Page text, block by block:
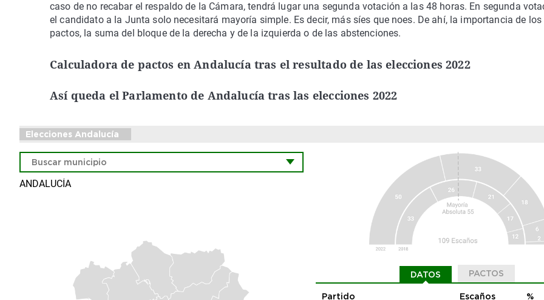
caso de no recabar el respaldo de la Cámara, tendrá lugar una segunda votación a las 48 horas. En segunda
el candidato a la Junta solo necesitará mayoría simple. Es decir, más síes que noes. De ahí, la importancia de los
pactos, la suma del bloque de la derecha y de la izquierda o de las abstenciones.
Calculadora de pactos en Andalucía tras el resultado de las elecciones 2022
Así queda el Parlamento de Andalucía tras las elecciones 2022
Elecciones Andalucía
ANDALUCÍA
DATOS PACTOS
Partido Escaños %